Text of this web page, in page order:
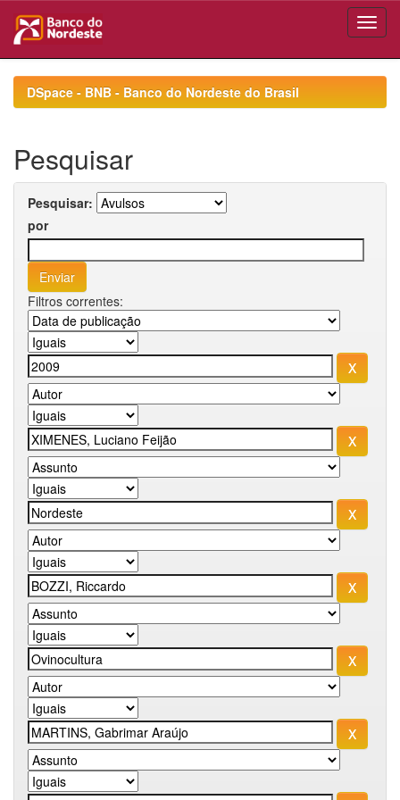
navigationDSpace - BNB - Banco do Nordeste do Brasil
Pesquisar
Pesquisar:
por
Filtros correntes: